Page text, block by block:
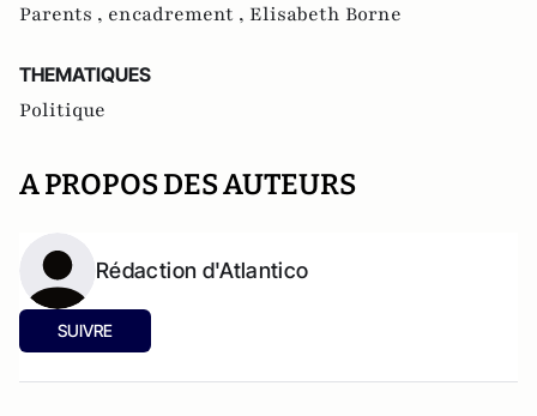
Parents , encadrement , Elisabeth Borne
THEMATIQUES
Politique
A PROPOS DES AUTEURS
Rédaction d'Atlantico
SUIVRE